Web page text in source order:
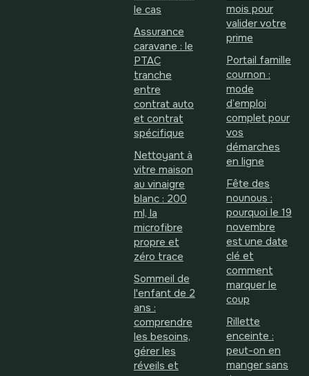
le cas
Assurance
caravane : le
PTAC
tranche
entre
contrat auto
et contrat
spécifique
Nettoyant à
vitre maison
au vinaigre
blanc : 200
ml, la
microfibre
propre et
zéro trace
Sommeil de
l'enfant de 2
ans :
comprendre
les besoins,
gérer les
réveils et
mois pour
valider votre
prime
Portail famille
cournon :
mode
d’emploi
complet pour
vos
démarches
en ligne
Fête des
nounous :
pourquoi le 19
novembre
est une date
clé et
comment
marquer le
coup
Rillette
enceinte :
peut-on en
manger sans